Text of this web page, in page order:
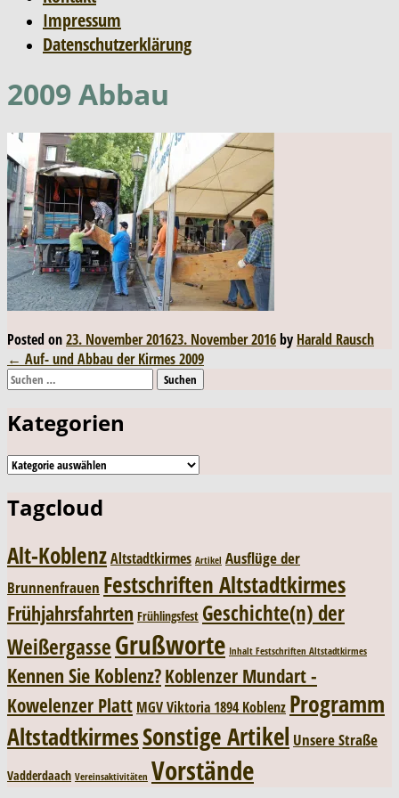
Impressum
Datenschutzerklärung
2009 Abbau
Posted on23. November 201623. November 2016by Harald Rausch
Post
navigation
← Auf- und Abbau der Kirmes 2009
Suchen
nach:
Kategorien
Kategorien
Tagcloud
Alt-KoblenzAltstadtkirmes Artikel Ausflüge der
Brunnenfrauen Festschriften Altstadtkirmes
Frühjahrsfahrten Frühlingsfest Geschichte(n) der
WeißergasseGrußworte Inhalt Festschriften Altstadtkirmes
Kennen Sie Koblenz?Koblenzer Mundart -
Kowelenzer Platt MGV Viktoria 1894 Koblenz Programm
AltstadtkirmesSonstige Artikel Unsere Straße
Vadderdaach Vereinsaktivitäten Vorstände